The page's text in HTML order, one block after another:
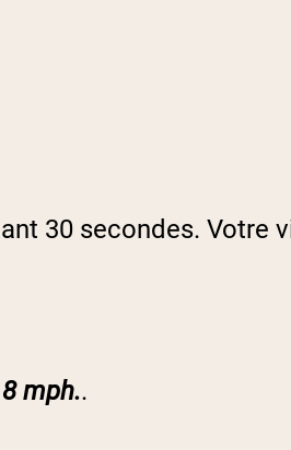
30 secondes. Votre
mph..